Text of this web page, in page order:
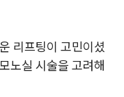
리프팅이 고민이셨
노실 시술을 고려해